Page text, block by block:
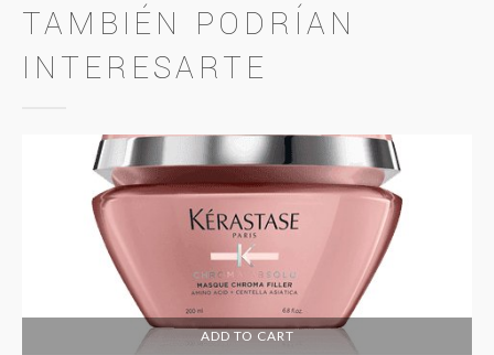
TAMBIÉN PODRÍAN
INTERESARTE
ADD TO CART